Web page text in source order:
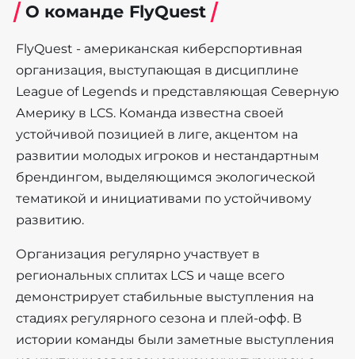
О команде FlyQuest
FlyQuest - американская киберспортивная
организация, выступающая в дисциплине
League of Legends и представляющая Северную
Америку в LCS. Команда известна своей
устойчивой позицией в лиге, акцентом на
развитии молодых игроков и нестандартным
брендингом, выделяющимся экологической
тематикой и инициативами по устойчивому
развитию.
Организация регулярно участвует в
региональных сплитах LCS и чаще всего
демонстрирует стабильные выступления на
стадиях регулярного сезона и плей-офф. В
истории команды были заметные выступления